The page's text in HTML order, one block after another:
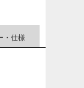
・仕様